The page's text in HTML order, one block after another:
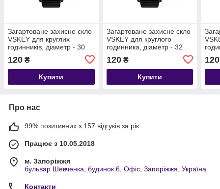
Загартоване захисне скло
VSKEY для круглих
годинників, діаметр - 30
120 ₴
Купити
Загартоване захисне скло
VSKEY для круглого
годинника, діаметр - 32
120₴
Купити
120
Про нас
99% позитивних з 157 відгуків за рік
Працює з 10.05.2018
м. Запоріжжя
бульвар Шевченка, будинок 6, Офіс, Запоріжжя, Україна
Контакти